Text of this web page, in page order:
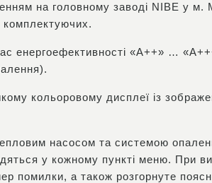
на головному заводі NIBE у
комплектуючих.
енергоефективності «А++» …
кольоровому дисплеї із
насосом та системою
у кожному пункті меню. При
помилки, а також розгорнуте